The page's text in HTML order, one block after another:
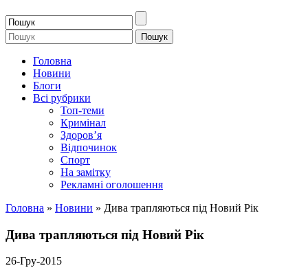
Головна
Новини
Блоги
Всі рубрики
Топ-теми
Кримінал
Здоров’я
Відпочинок
Спорт
На замітку
Рекламні оголошення
Головна » Новини » Дива трапляються під Новий Рік
Дива трапляються під Новий Рік
26-Гру-2015